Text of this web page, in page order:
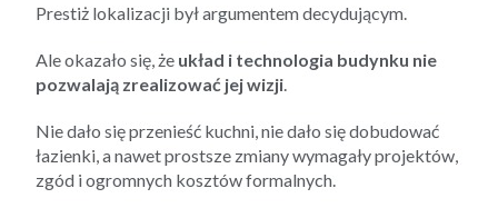
Prestiż lokalizacji był argumentem decydującym.
Ale okazało się, że układ i technologia budynku nie
pozwalają zrealizować jej wizji.
Nie dało się przenieść kuchni, nie dało się dobudować
łazienki, a nawet prostsze zmiany wymagały projektów,
zgód i ogromnych kosztów formalnych.